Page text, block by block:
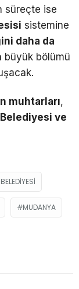
süreçte ise
sistemine
daha da
büyük bölümü
muhtarları,
ve
MUDANYA